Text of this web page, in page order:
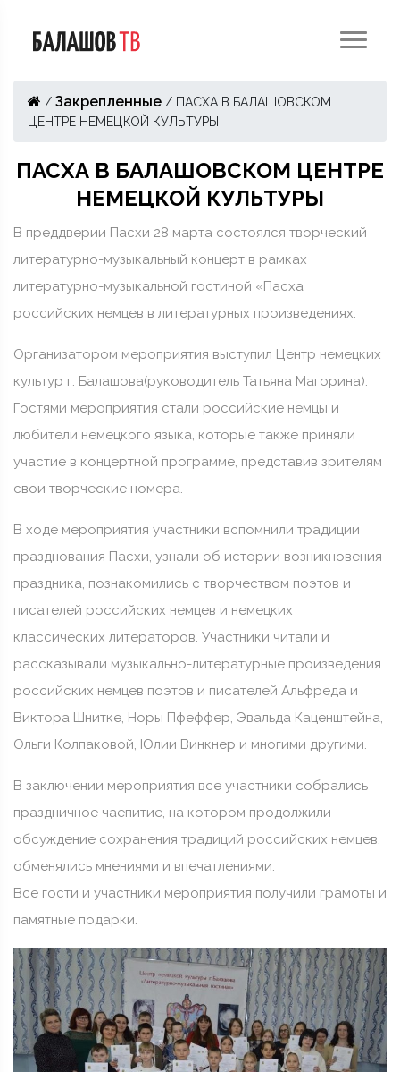
/ Закрепленные / ПАСХА В БАЛАШОВСКОМ
ЦЕНТРЕ НЕМЕЦКОЙ КУЛЬТУРЫ
ПАСХА В БАЛАШОВСКОМ ЦЕНТРЕ
НЕМЕЦКОЙ КУЛЬТУРЫ
В преддверии Пасхи 28 марта состоялся творческий
литературно-музыкальный концерт в рамках
литературно-музыкальной гостиной «Пасха
российских немцев в литературных произведениях.
Организатором мероприятия выступил Центр немецких
культур г. Балашова(руководитель Татьяна Магорина).
Гостями мероприятия стали российские немцы и
любители немецкого языка, которые также приняли
участие в концертной программе, представив зрителям
свои творческие номера.
В ходе мероприятия участники вспомнили традиции
празднования Пасхи, узнали об истории возникновения
праздника, познакомились с творчеством поэтов и
писателей российских немцев и немецких
классических литераторов. Участники читали и
рассказывали музыкально-литературные произведения
российских немцев поэтов и писателей Альфреда и
Виктора Шнитке, Норы Пфеффер, Эвальда Каценштейна,
Ольги Колпаковой, Юлии Винкнер и многими другими.
В заключении мероприятия все участники собрались
праздничное чаепитие, на котором продолжили
обсуждение сохранения традиций российских немцев,
обменялись мнениями и впечатлениями.
Все гости и участники мероприятия получили грамоты и
памятные подарки.